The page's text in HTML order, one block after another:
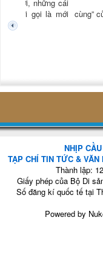
“Xời, những cái
mới gọi là mới cùng”
NHỊP
TẠP CHÍ TIN TỨC &
Thành lập:
Giấy phép của Bộ Di
Số đăng kí quốc tế tại
Powered by